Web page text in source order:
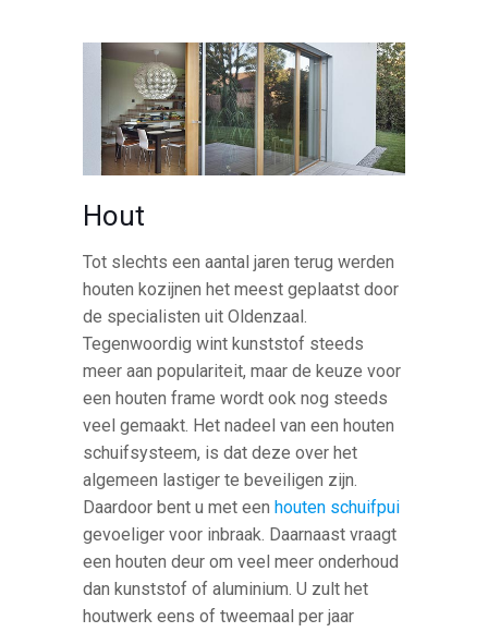
Hout
Tot slechts een aantal jaren terug werden
houten kozijnen het meest geplaatst door
de specialisten uit Oldenzaal.
Tegenwoordig wint kunststof steeds
meer aan populariteit, maar de keuze voor
een houten frame wordt ook nog steeds
veel gemaakt. Het nadeel van een houten
schuifsysteem, is dat deze over het
algemeen lastiger te beveiligen zijn.
Daardoor bent u met een houten schuifpui
gevoeliger voor inbraak. Daarnaast vraagt
een houten deur om veel meer onderhoud
dan kunststof of aluminium. U zult het
houtwerk eens of tweemaal per jaar